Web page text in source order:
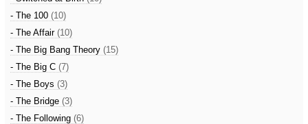
- The 100 (10)
- The Affair (10)
- The Big Bang Theory (15)
- The Big C (7)
- The Boys (3)
- The Bridge (3)
- The Following (6)